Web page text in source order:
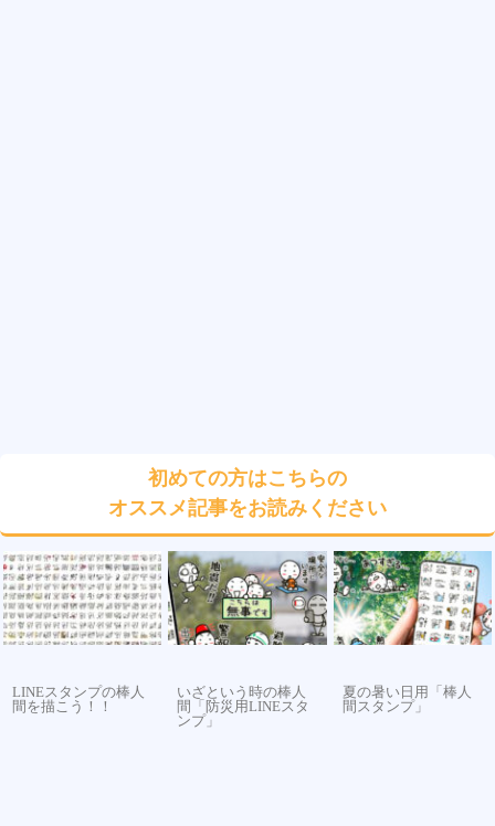
初めての方はこちらの
オススメ記事をお読みください
LINEスタンプの棒人
間を描こう！！
いざという時の棒人
間「防災用LINEスタ
ンプ」
夏の暑い日用「棒人
間スタンプ」